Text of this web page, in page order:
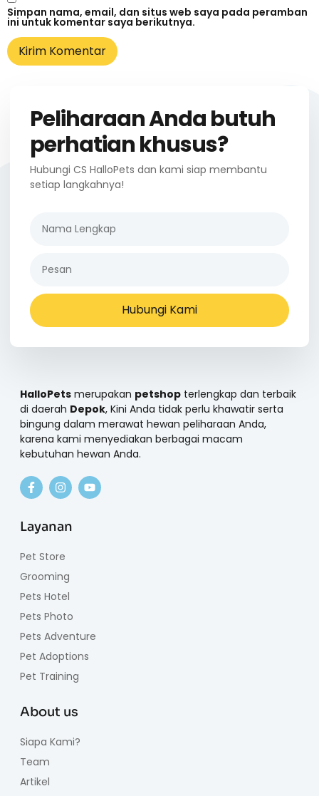
Simpan nama, email, dan situs web saya pada peramban
ini untuk komentar saya berikutnya.
Peliharaan Anda butuh
perhatian khusus?
Hubungi CS HalloPets dan kami siap membantu
setiap langkahnya!
Hubungi Kami
HalloPets merupakan petshop terlengkap dan terbaik
di daerah Depok, Kini Anda tidak perlu khawatir serta
bingung dalam merawat hewan peliharaan Anda,
karena kami menyediakan berbagai macam
kebutuhan hewan Anda.
Layanan
Pet Store
Grooming
Pets Hotel
Pets Photo
Pets Adventure
Pet Adoptions
Pet Training
About us
Siapa Kami?
Team
Artikel